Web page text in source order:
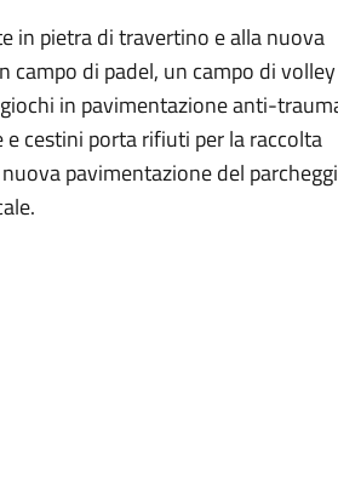
in pietra di travertino e alla nuova
campo di padel, un campo di
in pavimentazione anti-
cestini porta rifiuti per la raccolta
pavimentazione del